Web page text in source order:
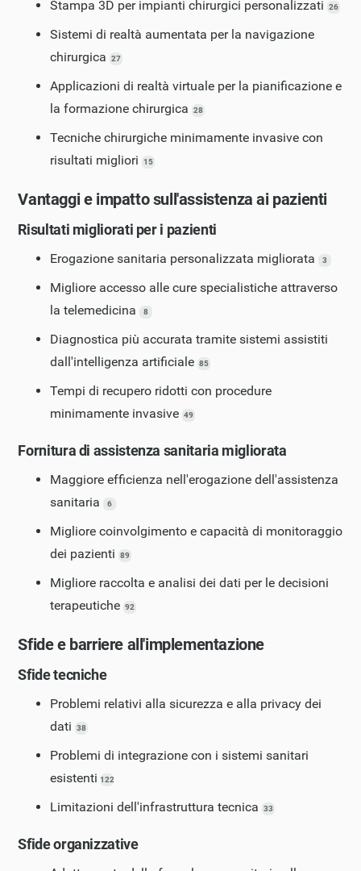
Stampa 3D per impianti chirurgici personalizzati
26
Sistemi di realtà aumentata per la navigazione
chirurgica
27
Applicazioni di realtà virtuale per la pianificazione e
la formazione chirurgica
28
Tecniche chirurgiche minimamente invasive con
risultati migliori
15
Vantaggi e impatto sull'assistenza ai pazienti
Risultati migliorati per i pazienti
Erogazione sanitaria personalizzata migliorata 3
Migliore accesso alle cure specialistiche attraverso
la telemedicina
8
Diagnostica più accurata tramite sistemi assistiti
dall'intelligenza artificiale 85
Tempi di recupero ridotti con procedure
minimamente invasive 49
Fornitura di assistenza sanitaria migliorata
Maggiore efficienza nell'erogazione dell'assistenza
sanitaria
6
Migliore coinvolgimento e capacità di monitoraggio
dei pazienti
89
Migliore raccolta e analisi dei dati per le decisioni
terapeutiche 92
Sfide e barriere all'implementazione
Sfide tecniche
Problemi relativi alla sicurezza e alla privacy dei
dati
38
Problemi di integrazione con i sistemi sanitari
esistenti122
Limitazioni dell'infrastruttura tecnica 33
Sfide organizzative